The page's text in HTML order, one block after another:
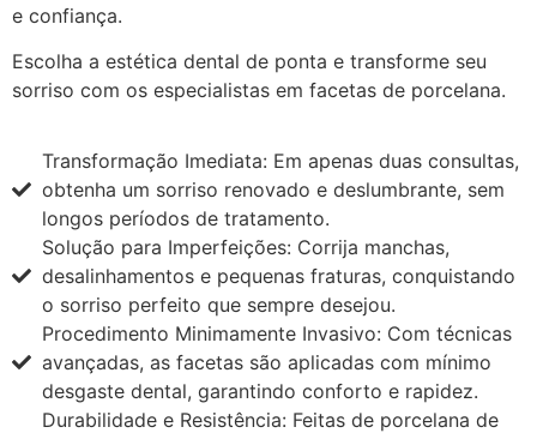
e confiança.
Escolha a estética dental de ponta e transforme seu
sorriso com os especialistas em facetas de porcelana.
Transformação Imediata: Em apenas duas consultas,
obtenha um sorriso renovado e deslumbrante, sem
longos períodos de tratamento.
Solução para Imperfeições: Corrija manchas,
desalinhamentos e pequenas fraturas, conquistando
o sorriso perfeito que sempre desejou.
Procedimento Minimamente Invasivo: Com técnicas
avançadas, as facetas são aplicadas com mínimo
desgaste dental, garantindo conforto e rapidez.
Durabilidade e Resistência: Feitas de porcelana de